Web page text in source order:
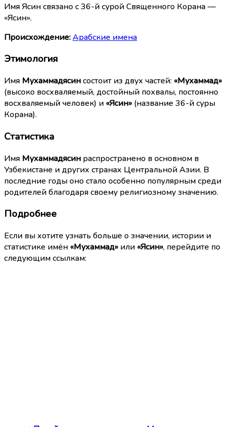
Имя Ясин связано с 36-й сурой Священного Корана —
«Ясин».
Происхождение:Арабские имена
Этимология
Имя Мухаммадясинсостоит из двух частей: «Мухаммад»
(высоко восхваляемый, достойный похвалы, постоянно
восхваляемый человек) и «Ясин» (название 36-й суры
Корана).
Статистика
Имя Мухаммадясин распространено в основном в
Узбекистане и других странах Центральной Азии. В
последние годы оно стало особенно популярным среди
родителей благодаря своему религиозному значению.
Подробнее
Если вы хотите узнать больше о значении, истории и
статистике имён «Мухаммад» или «Ясин», перейдите по
следующим ссылкам: